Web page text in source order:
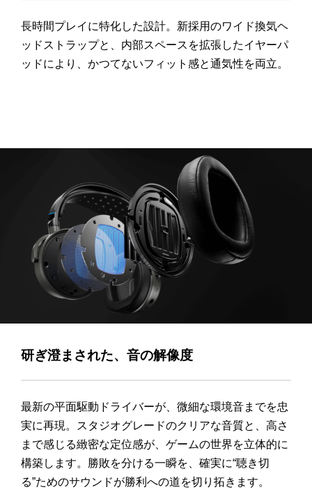
長時間プレイに特化した設計。新採用のワイド換気ヘ
ッドストラップと、内部スペースを拡張したイヤーパ
ッドにより、かつてないフィット感と通気性を両立。
研ぎ澄まされた、音の解像度
最新の平面駆動ドライバーが、微細な環境音までを忠
実に再現。スタジオグレードのクリアな音質と、高さ
まで感じる緻密な定位感が、ゲームの世界を立体的に
構築します。勝敗を分ける一瞬を、確実に“聴き切
る”ためのサウンドが勝利への道を切り拓きます。